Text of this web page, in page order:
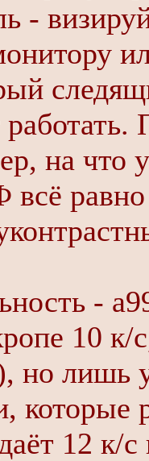
-
на что
равно
-
10 к/
но лишь
12 к/